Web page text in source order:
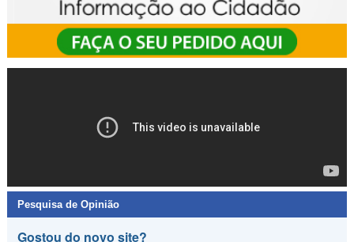
Pesquisa de Opinião
Gostou do novo site?